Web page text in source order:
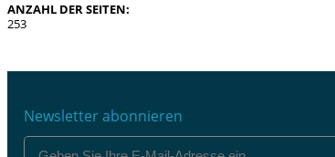
ANZAHL DER SEITEN:
253
Newsletter abonnieren